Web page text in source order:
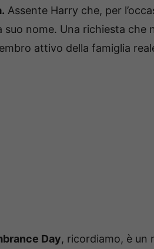
Assente Harry che, per
suo nome. Una richiesta
attivo della famiglia
Day, ricordiamo, è un